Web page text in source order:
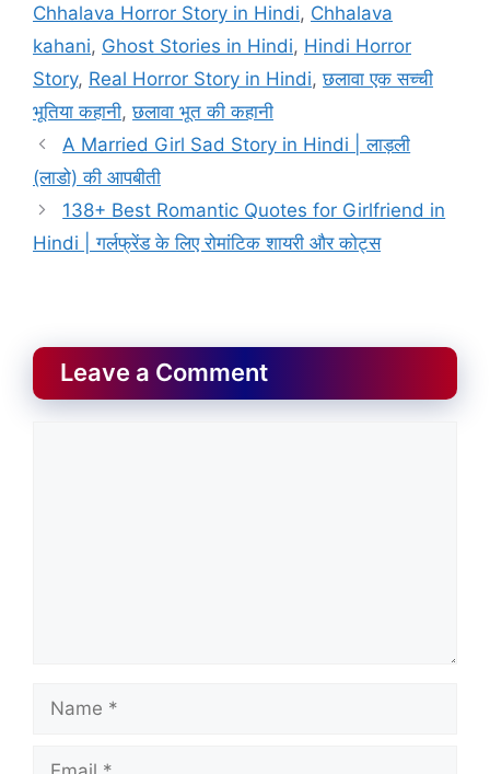
Chhalava Horror Story in Hindi, Chhalava
kahani, Ghost Stories in Hindi, Hindi Horror
Story, Real Horror Story in Hindi,छलावा एक सच्ची
भूतिया कहानी,छलावा भूत की कहानी
A Married Girl Sad Story in Hindi | लाड़ली
(लाडो) की आपबीती
138+ Best Romantic Quotes for Girlfriend in
Hindi | गर्लफ्रेंड के लिए रोमांटिक शायरी और कोट्स
Leave a Comment